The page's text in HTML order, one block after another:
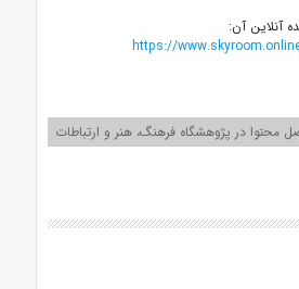
آنلاین آن:
https://
محتوا در پژوهشگاه فرهنگ، هنر و ارتباطات